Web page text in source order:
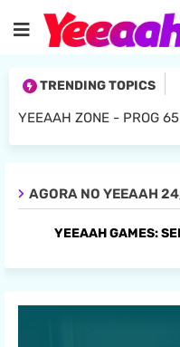
TRENDING TOPICS
YEEAAH ZONE - PROG 65
AGORA NO YEEAAH
YEEAAH GAMES: